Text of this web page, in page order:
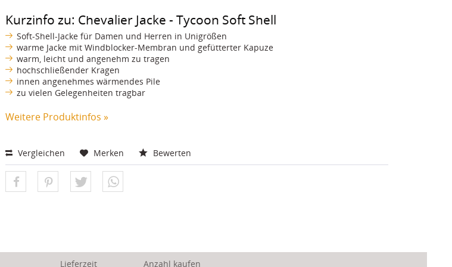
Kurzinfo zu: Chevalier Jacke - Tycoon Soft Shell
Soft-Shell-Jacke für Damen und Herren in Unigrößen
warme Jacke mit Windblocker-Membran und gefütterter Kapuze
warm, leicht und angenehm zu tragen
hochschließender Kragen
innen angenehmes wärmendes Pile
zu vielen Gelegenheiten tragbar
Weitere Produktinfos »
Vergleichen Merken Bewerten
Lieferzeit Anzahl kaufen